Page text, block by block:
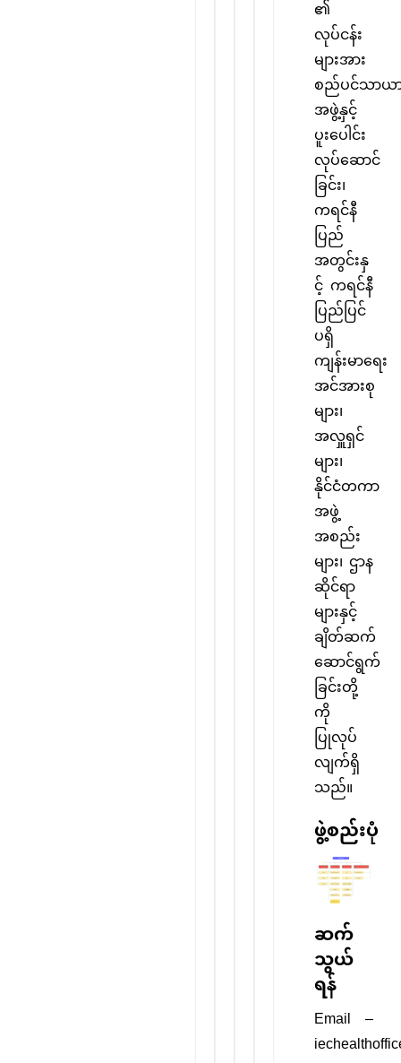
၏
လုပ်ငန်း
များအား
စည်ပင်သာယ
အဖွဲ့နှင့်
ပူးပေါင်း
လုပ်ဆောင်
ခြင်း၊
ကရင်နီ
ပြည်
အတွင်းနှ
င့် ကရင်နီ
ပြည်ပြင်
ပရှိ
ကျန်းမာရေး
အင်အားစု
များ၊
အလှူရှင်
များ၊
နိုင်ငံတကာ
အဖွဲ့
အစည်း
များ၊ ဌာန
ဆိုင်ရာ
များနှင့်
ချိတ်ဆက်
ဆောင်ရွက်
ခြင်းတို့
ကို
ပြုလုပ်
လျက်ရှိ
သည်။
ဖွဲ့စည်းပုံ
ဆက်
သွယ်
ရန်
Email –